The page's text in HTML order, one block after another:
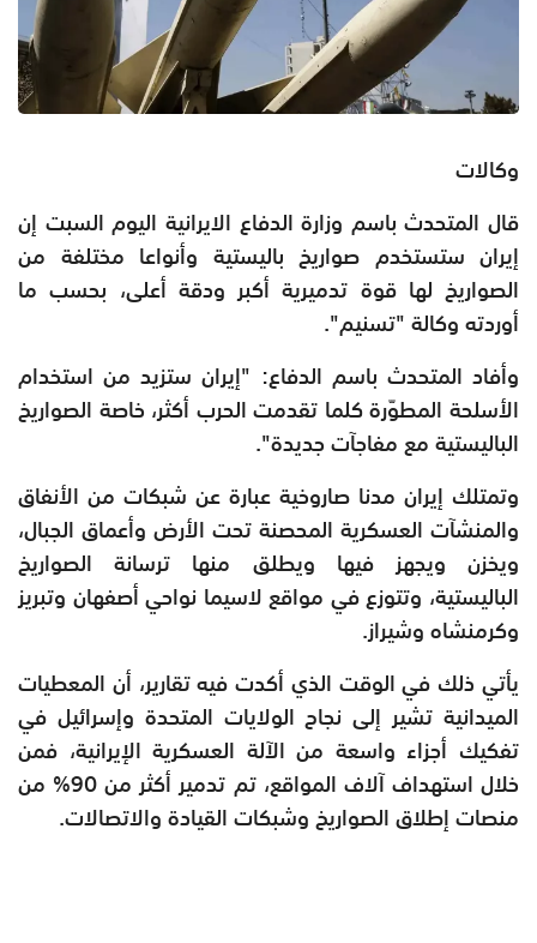
وكالات
قال المتحدث باسم وزارة الدفاع الايرانية اليوم السبت إن
إيران ستستخدم صواريخ باليستية وأنواعا مختلفة من
الصواريخ لها قوة تدميرية أكبر ودقة أعلى، بحسب ما
أوردته وكالة "تسنيم".
وأفاد المتحدث باسم الدفاع: "إيران ستزيد من استخدام
الأسلحة المطوّرة كلما تقدمت الحرب أكثر، خاصة الصواريخ
الباليستية مع مفاجآت جديدة".
وتمتلك إيران مدنا صاروخية عبارة عن شبكات من الأنفاق
والمنشآت العسكرية المحصنة تحت الأرض وأعماق الجبال،
ويخزن ويجهز فيها ويطلق منها ترسانة الصواريخ
الباليستية، وتتوزع في مواقع لاسيما نواحي أصفهان وتبريز
وكرمنشاه وشيراز.
يأتي ذلك في الوقت الذي أكدت فيه تقارير، أن المعطيات
الميدانية تشير إلى نجاح الولايات المتحدة وإسرائيل في
تفكيك أجزاء واسعة من الآلة العسكرية الإيرانية، فمن
خلال استهداف آلاف المواقع، تم تدمير أكثر من 90% من
منصات إطلاق الصواريخ وشبكات القيادة والاتصالات.